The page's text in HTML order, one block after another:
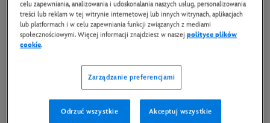
Disney+ opublikował oficjalny zwiastun oryginalnego
filmu dokumentalnego„Elton John: Never Too
Late”. W zwiastunie, zawierającym fragmenty nagrań z
kultowych koncertów, Elton John zastanawia się nad
swoją niezwykłą drogą do sukcesu, osobistymi
wyzwaniami oraz tym, jak zmieniła go rodzina.
celu zapewniania, analizowania i udoskonalania naszych usług, personalizowania
treści lub reklam w tej witrynie internetowej lub innych witrynach, aplikacjach
lub platformach i w celu zapewniania funkcji związanych z mediami
społecznościowymi. Więcej informacji znajdziesz w naszejpolityce plików
cookie.
Zarządzanie preferencjami
Odrzuć wszystkie Akceptuj wszystkie